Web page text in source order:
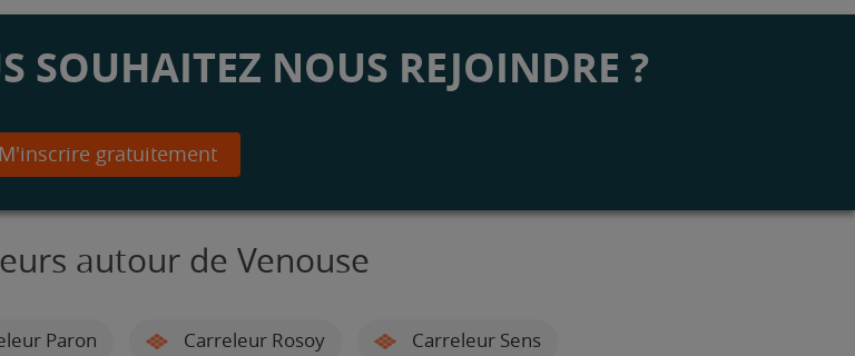
SOUHAITEZ NOUS REJOINDRE ?
M'inscrire gratuitement
autour de Venouse
Paron Carreleur Rosoy Carreleur Sens